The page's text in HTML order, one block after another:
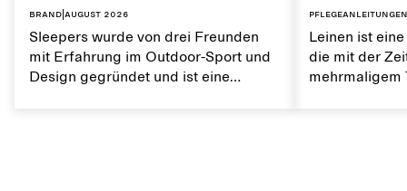
Brand August 2026
Sleepers wurde von drei Freunden
mit Erfahrung im Outdoor-Sport und
Design gegründet und ist eine
Pflegeanleitungen
Leinen ist
die mit der
mehrmaligem